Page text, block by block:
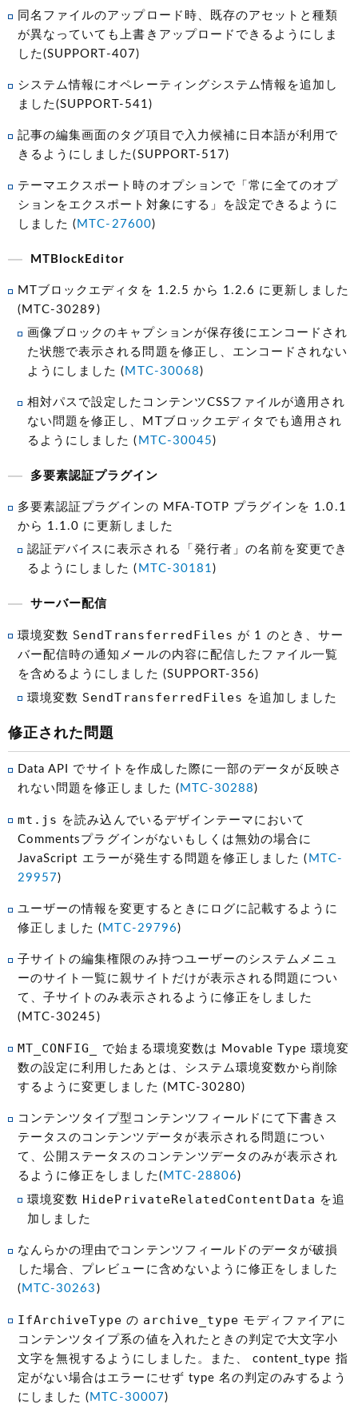
同名ファイルのアップロード時、既存のアセットと種類
が異なっていても上書きアップロードできるようにしま
した(SUPPORT-407)
システム情報にオペレーティングシステム情報を追加し
ました(SUPPORT-541)
記事の編集画面のタグ項目で入力候補に日本語が利用で
きるようにしました(SUPPORT-517)
テーマエクスポート時のオプションで「常に全てのオプ
ションをエクスポート対象にする」を設定できるように
しました ( MTC-27600)
MTBlockEditor
MTブロックエディタを 1.2.5 から 1.2.6 に更新しました
(MTC-30289)
画像ブロックのキャプションが保存後にエンコードされ
た状態で表示される問題を修正し、エンコードされない
ようにしました ( MTC-30068 )
相対パスで設定したコンテンツCSSファイルが適用され
ない問題を修正し、MTブロックエディタでも適用され
るようにしました ( MTC-30045 )
多要素認証プラグイン
多要素認証プラグインの MFA-TOTP プラグインを 1.0.1
から 1.1.0 に更新しました
認証デバイスに表示される「発行者」の名前を変更でき
るようにしました ( MTC-30181 )
サーバー配信
環境変数 SendTransferredFiles が 1 のとき、サー
バー配信時の通知メールの内容に配信したファイル一覧
を含めるようにしました (SUPPORT-356)
環境変数 SendTransferredFiles を追加しました
修正された問題
Data API でサイトを作成した際に一部のデータが反映さ
れない問題を修正しました ( MTC-30288 )
mt.js を読み込んでいるデザインテーマにおいて
Commentsプラグインがないもしくは無効の場合に
JavaScript エラーが発生する問題を修正しました ( MTC-
29957 )
ユーザーの情報を変更するときにログに記載するように
修正しました ( MTC-29796 )
子サイトの編集権限のみ持つユーザーのシステムメニュ
ーのサイト一覧に親サイトだけが表示される問題につい
て、子サイトのみ表示されるように修正をしました
(MTC-30245)
MT_CONFIG_
で始まる環境変数は Movable Type 環境変
数の設定に利用したあとは、システム環境変数から削除
するように変更しました (MTC-30280)
コンテンツタイプ型コンテンツフィールドにて下書きス
テータスのコンテンツデータが表示される問題につい
て、公開ステータスのコンテンツデータのみが表示され
るように修正をしました( MTC-28806 )
環境変数 HidePrivateRelatedContentData を追
加しました
なんらかの理由でコンテンツフィールドのデータが破損
した場合、プレビューに含めないように修正をしました
( MTC-30263 )
IfArchiveType の archive_type モディファイアに
コンテンツタイプ系の値を入れたときの判定で大文字小
文字を無視するようにしました。また、 content_type 指
定がない場合はエラーにせず type 名の判定のみするよう
にしました ( MTC-30007 )